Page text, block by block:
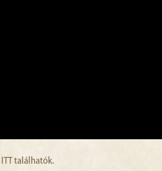
ITT találhatók.